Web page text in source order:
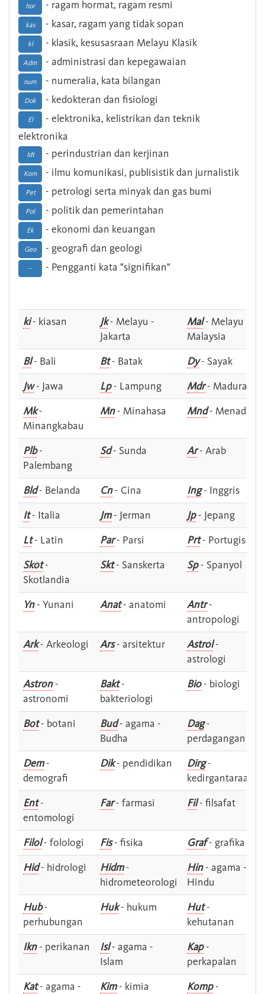
hor - ragam hormat, ragam resmi
kas - kasar, ragam yang tidak sopan
kl - klasik, kesusasraan Melayu Klasik
Adm - administrasi dan kepegawaian
num - numeralia, kata bilangan
Dok - kedokteran dan fisiologi
El
- elektronika, kelistrikan dan teknik
elektronika
Idt - perindustrian dan kerjinan
Kom - ilmu komunikasi, publisistik dan jurnalistik
Pet - petrologi serta minyak dan gas bumi
Pol - politik dan pemerintahan
Ek - ekonomi dan keuangan
Geo - geografi dan geologi
-- - Pengganti kata "signifikan"
ki- kiasan Jk- Melayu -
Jakarta
Mal- Melayu -
Malaysia
Bl- Bali Bt- Batak Dy- Sayak
Jw- Jawa Lp- Lampung Mdr- Madura
Mk-
Minangkabau
Mn- Minahasa Mnd- Menado
Plb-
Palembang
Sd- Sunda Ar- Arab
Bld- Belanda Cn- Cina Ing- Inggris
It- Italia Jm- Jerman Jp- Jepang
Lt- Latin Par- Parsi Prt- Portugis
Skot-
Skotlandia
Skt- Sanskerta Sp- Spanyol
Yn- Yunani Anat- anatomi Antr-
antropologi
Ark- Arkeologi Ars- arsitektur Astrol-
astrologi
Astron-
astronomi
Bakt-
bakteriologi
Bio- biologi
Bot- botani Bud- agama -
Budha
Dag-
perdagangan
Dem-
demografi
Dik- pendidikan Dirg-
kedirgantaraan
Ent-
entomologi
Far- farmasi Fil- filsafat
Filol- folologi Fis- fisika Graf- grafika
Hid- hidrologi Hidm-
hidrometeorologi
Hin- agama -
Hindu
Hub-
perhubungan
Huk- hukum Hut-
kehutanan
Ikn- perikanan Isl- agama -
Islam
Kap-
perkapalan
Kat- agama -
Kim- kimia Komp-